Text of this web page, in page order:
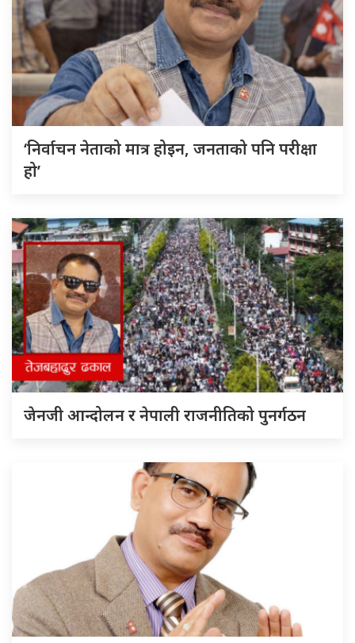
‘निर्वाचन नेताको मात्र होइन, जनताको पनि परीक्षा
हो’
जेनजी आन्दोलन र नेपाली राजनीतिको पुनर्गठन